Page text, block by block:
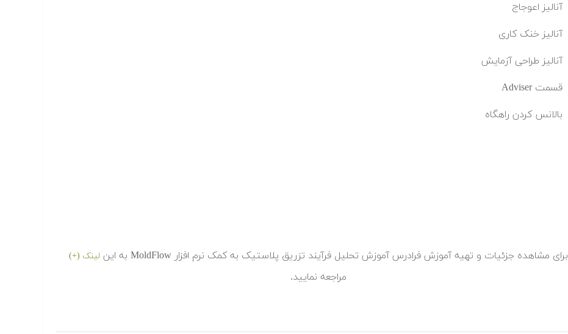
آنالیز اعوجاج
آنالیز خنک کاری
آنالیز طراحی آزمایش
قسمت Adviser
بالانس کردن راهگاه
برای مشاهده جزئیات و تهیه آموزش فرادرس آموزش تحلیل فرآیند تزریق پلاستیک به کمک نرم افزار MoldFlow به این لینک (+)
مراجعه نمایید.